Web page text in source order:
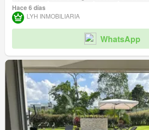
Hace 6 días
LYH INMOBILIARIA
WhatsApp